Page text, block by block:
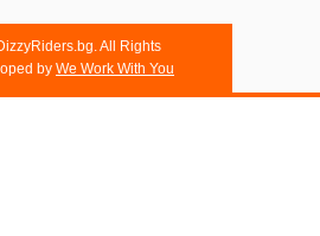
All Rights
by We Work With You